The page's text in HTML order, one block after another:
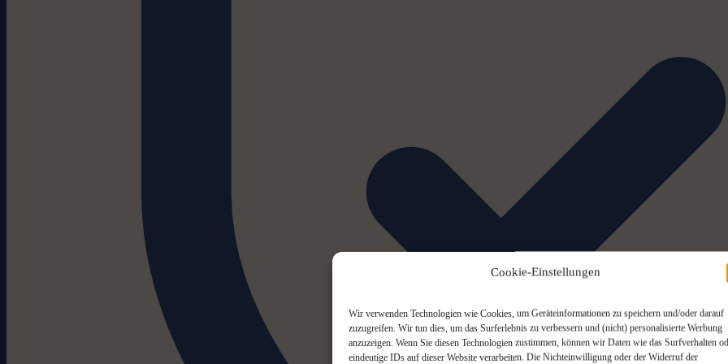
Cookie-Einstellungen
Wir verwenden Technologien wie Cookies, um Geräteinformationen zu speichern und/oder darauf
zuzugreifen. Wir tun dies, um das Surferlebnis zu verbessern und (nicht) personalisierte Werbung
anzuzeigen. Wenn Sie diesen Technologien zustimmen, können wir Daten wie das Surfverhalten
eindeutige IDs auf dieser Website verarbeiten. Die Nichteinwilligung oder der Widerruf der